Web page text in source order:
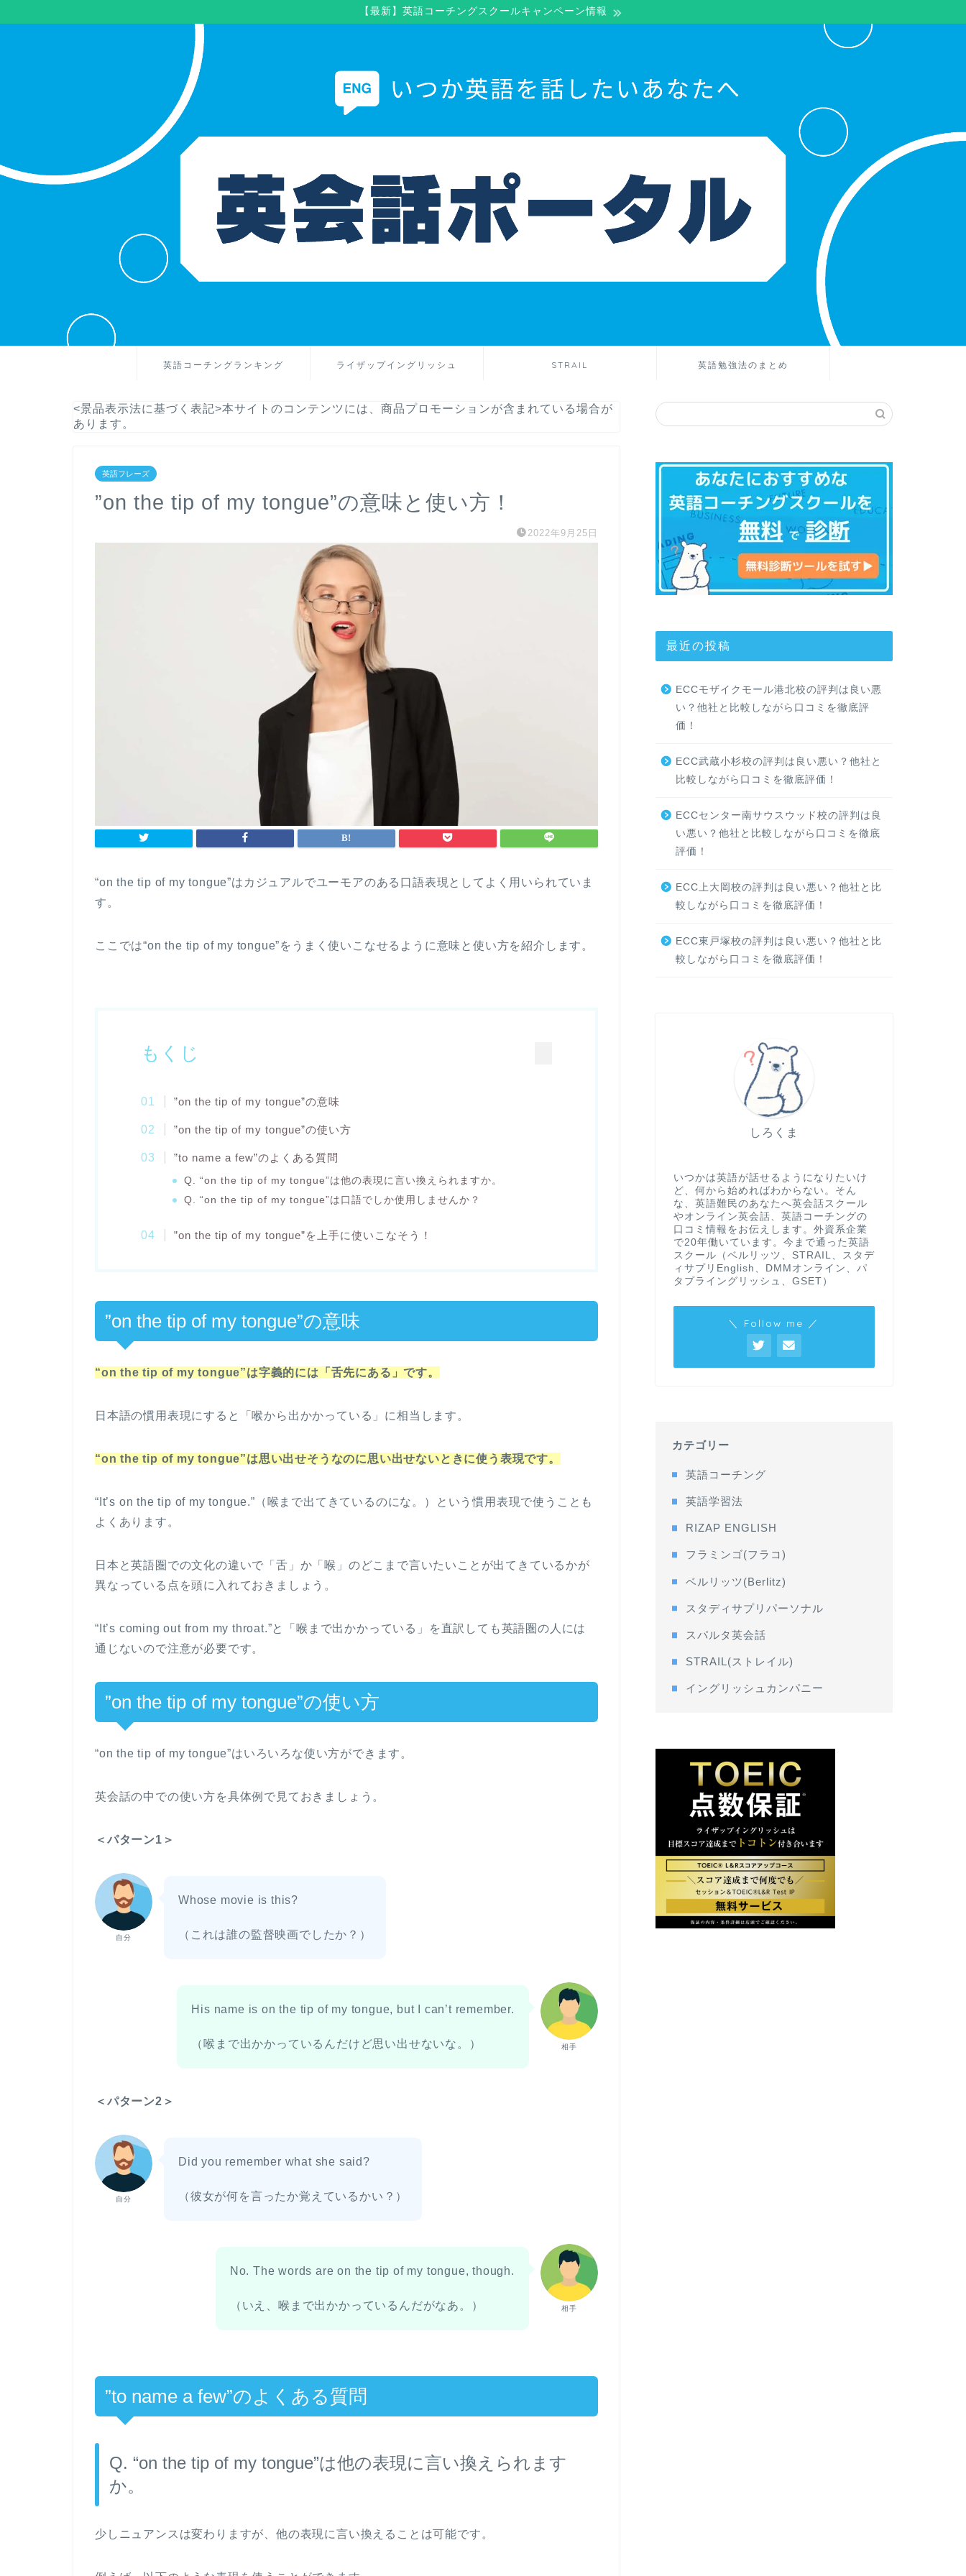
【最新】英語コーチングスクールキャンペーン情報
英語コーチングランキング ライザップイングリッシュ STRAIL 英語勉強法のまとめ
<景品表示法に基づく表記>本サイトのコンテンツには、商品プロモーションが含まれている場合が
あります。
英語フレーズ
”on the tip of my tongue”の意味と使い方！
2022年9月25日
“on the tip of my tongue”はカジュアルでユーモアのある口語表現としてよく用いられていま
す。
ここでは“on the tip of my tongue”をうまく使いこなせるように意味と使い方を紹介します。
もくじ
”on the tip of my tongue”の意味
”on the tip of my tongue”の使い方
”to name a few”のよくある質問
Q. “on the tip of my tongue”は他の表現に言い換えられますか。
Q. “on the tip of my tongue”は口語でしか使用しませんか？
”on the tip of my tongue”を上手に使いこなそう！
”on the tip of my tongue”の意味
“on the tip of my tongue”は字義的には「舌先にある」です。
日本語の慣用表現にすると「喉から出かかっている」に相当します。
“on the tip of my tongue”は思い出せそうなのに思い出せないときに使う表現です。
“It’s on the tip of my tongue.”（喉まで出てきているのにな。）という慣用表現で使うことも
よくあります。
日本と英語圏での文化の違いで「舌」か「喉」のどこまで言いたいことが出てきているかが
異なっている点を頭に入れておきましょう。
“It’s coming out from my throat.”と「喉まで出かかっている」を直訳しても英語圏の人には
通じないので注意が必要です。
”on the tip of my tongue”の使い方
“on the tip of my tongue”はいろいろな使い方ができます。
英会話の中での使い方を具体例で見ておきましょう。
＜パターン1＞
自分
Whose movie is this?
（これは誰の監督映画でしたか？）
相手
His name is on the tip of my tongue, but I can’t remember.
（喉まで出かかっているんだけど思い出せないな。）
＜パターン2＞
自分
Did you remember what she said?
（彼女が何を言ったか覚えているかい？）
相手
No. The words are on the tip of my tongue, though.
（いえ、喉まで出かかっているんだがなあ。）
”to name a few”のよくある質問
Q. “on the tip of my tongue”は他の表現に言い換えられます
か。
少しニュアンスは変わりますが、他の表現に言い換えることは可能です。
最近の投稿
ECCモザイクモール港北校の評判は良い悪
い？他社と比較しながら口コミを徹底評
価！
ECC武蔵小杉校の評判は良い悪い？他社と
比較しながら口コミを徹底評価！
ECCセンター南サウスウッド校の評判は良
い悪い？他社と比較しながら口コミを徹底
評価！
ECC上大岡校の評判は良い悪い？他社と比
較しながら口コミを徹底評価！
ECC東戸塚校の評判は良い悪い？他社と比
較しながら口コミを徹底評価！
しろくま
いつかは英語が話せるようになりたいけ
ど、何から始めればわからない。そん
な、英語難民のあなたへ英会話スクール
やオンライン英会話、英語コーチングの
口コミ情報をお伝えします。外資系企業
で20年働いています。今まで通った英語
スクール（ベルリッツ、STRAIL、スタデ
ィサプリEnglish、DMMオンライン、パ
タプライングリッシュ、GSET）
＼ Follow me ／
カテゴリー
英語コーチング
英語学習法
RIZAP ENGLISH
フラミンゴ(フラコ)
ベルリッツ(Berlitz)
スタディサプリパーソナル
スパルタ英会話
STRAIL(ストレイル)
イングリッシュカンパニー